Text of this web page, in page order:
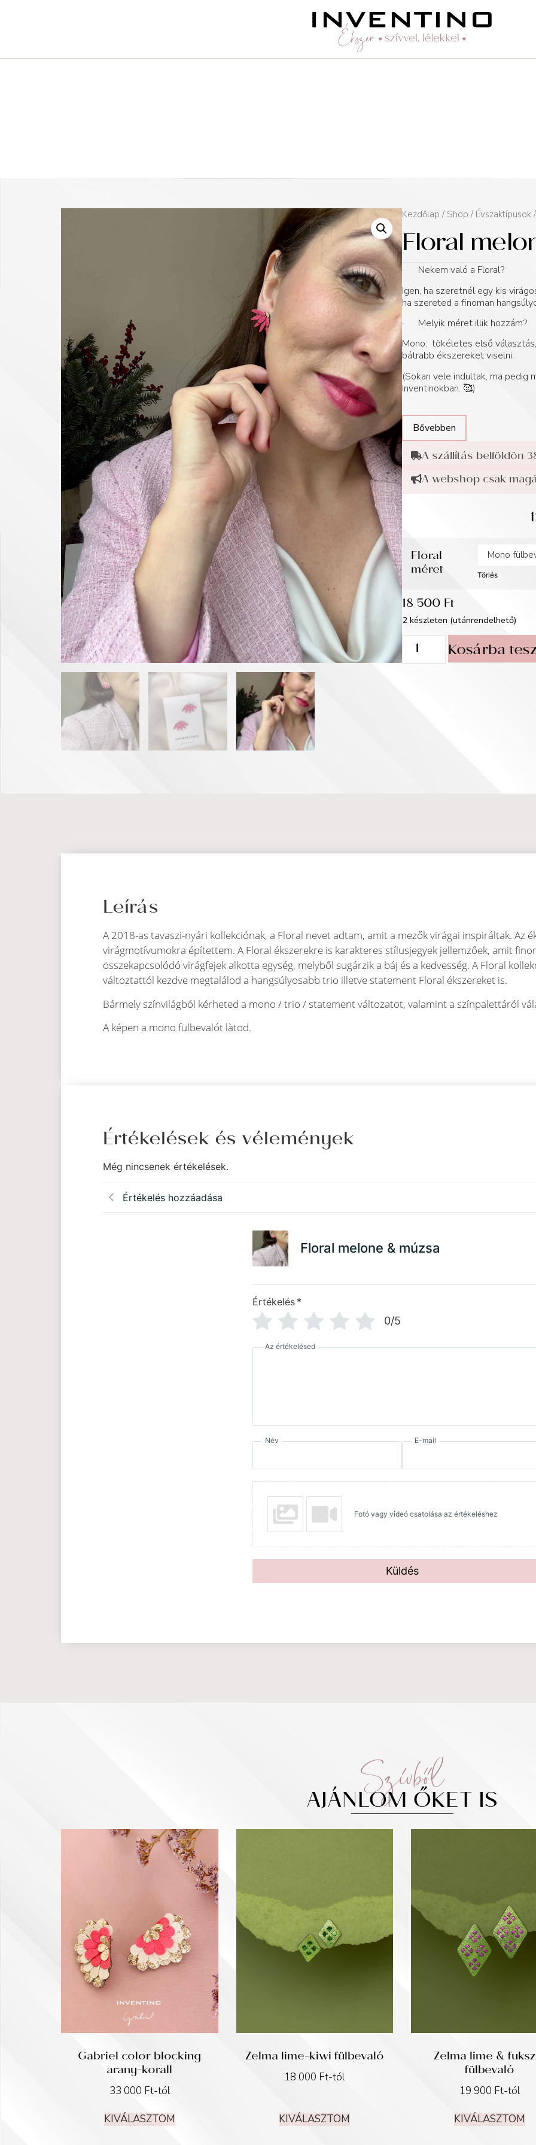
-25 % a webshopban! Kezdőlap / Shop / Évszaktípusok
Floral
· Nekem való a Floral?
Igen, ha szeretnél egy kis
ha szereted a finoman
· Melyik méret illik hozzám?
Mono: tökéletes első
bátrabb ékszereket viselni.
(Sokan vele indultak, ma pedig
Inventinokban. 🥰)
Bővebben
A szállítás belföldön
A webshop csak
Floral
méret Törlés
18 500Ft
2 készleten (utánrendelhető)
Kosárba
Leírás
A 2018-as tavaszi-nyári kollekciónak, a Floral nevet adtam, amit a mezők virágai inspiráltak. Az
virágmotívumokra építettem. A Floral ékszerekre is karakteres stílusjegyek jellemzőek, amit
összekapcsolódó virágfejek alkotta egység, melyből sugárzik a báj és a kedvesség. A Floral
változtattól kezdve megtalálod a hangsúlyosabb trio illetve statement Floral ékszereket is.
Bármely színvilágból kérheted a mono / trio / statement változatot, valamint a színpalettáról
A képen a mono fülbevalót làtod.
Értékelések és vélemények
Még nincsenek értékelések.
Értékelés hozzáadása
Floral melone & múzsa
Értékelés *
0/5
Az értékelésed
Név E-mail
Fotó vagy videó csatolása az értékeléshez
Küldés
Szívből
AJÁNLOM ŐKET IS
Gabriel color blocking
arany-korall
33 000 Ft-tól
KIVÁLASZTOM
Zelma lime-kiwi fülbevaló
18 000 Ft-tól
KIVÁLASZTOM
Zelma lime &
fülbevaló
19 900 Ft-tól
KIVÁLASZTOM